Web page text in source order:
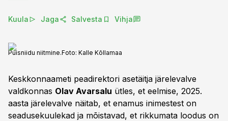
Kuula Jaga Salvesta Vihja
Puisniidu niitmine.Foto: Kalle Kõllamaa
Keskkonnaameti peadirektori asetäitja järelevalve
valdkonnas Olav Avarsalu ütles, et eelmise, 2025.
aasta järelevalve näitab, et enamus inimestest on
seadusekuulekad ja mõistavad, et rikkumata loodus on